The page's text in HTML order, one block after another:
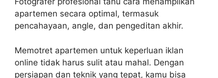
apartemen secara optimal, termasuk
pencahayaan, angle, dan pengeditan akhir.
Memotret apartemen untuk keperluan iklan
online tidak harus sulit atau mahal. Dengan
persiapan dan teknik yang tepat, kamu bisa